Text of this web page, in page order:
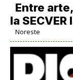
Entre
la SECVER
Noreste